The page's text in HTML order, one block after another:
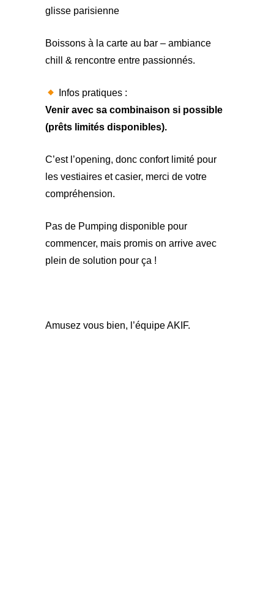
glisse parisienne
Boissons à la carte au bar – ambiance
chill & rencontre entre passionnés.
Infos pratiques :
Venir avec sa combinaison si possible
(prêts limités disponibles).
C’est l’opening, donc confort limité pour
les vestiaires et casier, merci de votre
compréhension.
Pas de Pumping disponible pour
commencer, mais promis on arrive avec
plein de solution pour ça !
Amusez vous bien, l’équipe AKIF.